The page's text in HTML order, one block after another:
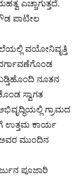
ಎಚ್ಚಾಗುತ್ತದೆ.
ಪಾಟೀಲ
ವಯೋನಿವೃತ್ತಿ
ನೂತನ
ಸ್ವಾಗತ
ಗ್ರಾಮದ
ಉತ್ತಮ ಕಾರ್ಯ
ಅವರ ಮುಂದಿನ
ಪೂಜಾರಿ